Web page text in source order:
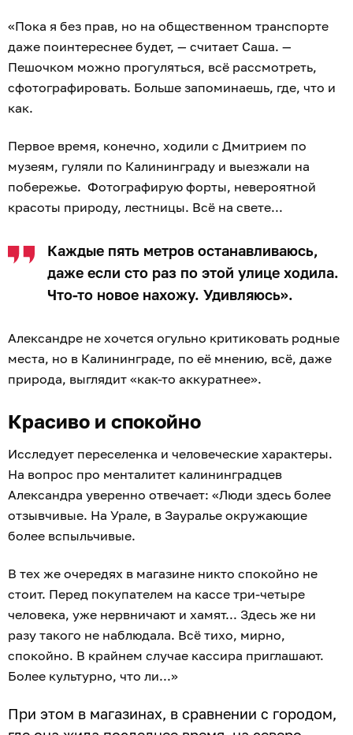
«Пока я без прав, но на общественном транспорте
даже поинтереснее будет, — считает Саша. —
Пешочком можно прогуляться, всё рассмотреть,
сфотографировать. Больше запоминаешь, где, что и
как.
Первое время, конечно, ходили с Дмитрием по
музеям, гуляли по Калининграду и выезжали на
побережье. Фотографирую форты, невероятной
красоты природу, лестницы. Всё на свете...
Каждые пять метров останавливаюсь,
даже если сто раз по этой улице ходила.
Что-то новое нахожу. Удивляюсь».
Александре не хочется огульно критиковать родные
места, но в Калининграде, по её мнению, всё, даже
природа, выглядит «как-то аккуратнее».
Красиво и спокойно
Исследует переселенка и человеческие характеры.
На вопрос про менталитет калининградцев
Александра уверенно отвечает: «Люди здесь более
отзывчивые. На Урале, в Зауралье окружающие
более вспыльчивые.
В тех же очередях в магазине никто спокойно не
стоит. Перед покупателем на кассе три-четыре
человека, уже нервничают и хамят... Здесь же ни
разу такого не наблюдала. Всё тихо, мирно,
спокойно. В крайнем случае кассира приглашают.
Более культурно, что ли...»
При этом в магазинах, в сравнении с городом,